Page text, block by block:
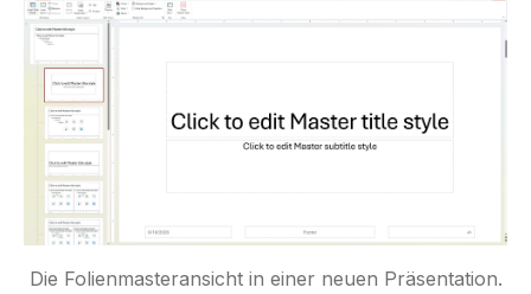
Die Folienmasteransicht in einer neuen Präsentation.